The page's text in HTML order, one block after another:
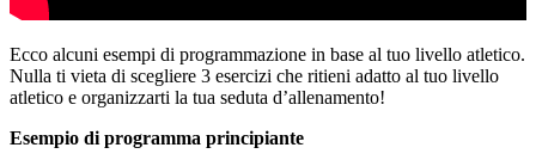
Ecco alcuni esempi di programmazione in base al tuo livello atletico.
Nulla ti vieta di scegliere 3 esercizi che ritieni adatto al tuo livello
atletico e organizzarti la tua seduta d’allenamento!
Esempio di programma principiante